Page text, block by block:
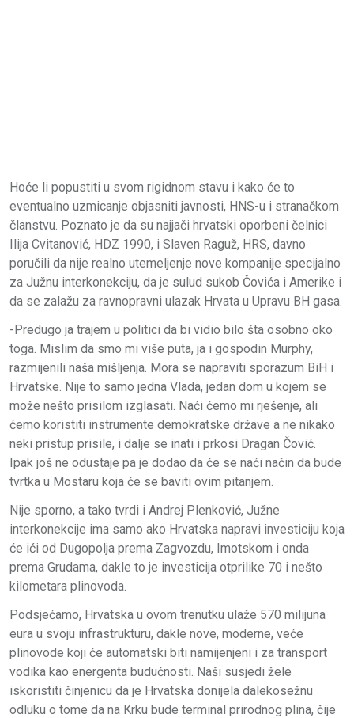
Hoće li popustiti u svom rigidnom stavu i kako će to
eventualno uzmicanje objasniti javnosti, HNS-u i stranačkom
članstvu. Poznato je da su najjači hrvatski oporbeni čelnici
Ilija Cvitanović, HDZ 1990, i Slaven Raguž, HRS, davno
poručili da nije realno utemeljenje nove kompanije specijalno
za Južnu interkonekciju, da je sulud sukob Čovića i Amerike i
da se zalažu za ravnopravni ulazak Hrvata u Upravu BH gasa.
-Predugo ja trajem u politici da bi vidio bilo šta osobno oko
toga. Mislim da smo mi više puta, ja i gospodin Murphy,
razmijenili naša mišljenja. Mora se napraviti sporazum BiH i
Hrvatske. Nije to samo jedna Vlada, jedan dom u kojem se
može nešto prisilom izglasati. Naći ćemo mi rješenje, ali
ćemo koristiti instrumente demokratske države a ne nikako
neki pristup prisile, i dalje se inati i prkosi Dragan Čović.
Ipak još ne odustaje pa je dodao da će se naći način da bude
tvrtka u Mostaru koja će se baviti ovim pitanjem.
Nije sporno, a tako tvrdi i Andrej Plenković, Južne
interkonekcije ima samo ako Hrvatska napravi investiciju koja
će ići od Dugopolja prema Zagvozdu, Imotskom i onda
prema Grudama, dakle to je investicija otprilike 70 i nešto
kilometara plinovoda.
Podsjećamo, Hrvatska u ovom trenutku ulaže 570 milijuna
eura u svoju infrastrukturu, dakle nove, moderne, veće
plinovode koji će automatski biti namijenjeni i za transport
vodika kao energenta budućnosti. Naši susjedi žele
iskoristiti činjenicu da je Hrvatska donijela dalekosežnu
odluku o tome da na Krku bude terminal prirodnog plina, čije